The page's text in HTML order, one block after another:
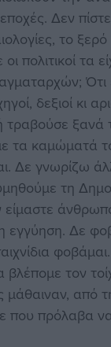
Δεν
το
οι πολιτικοί
δεξιοί κι
ξανά
τα καμώματά
Δε γνωρίζω
τη
Δε
τον
από
που πρόλαβα